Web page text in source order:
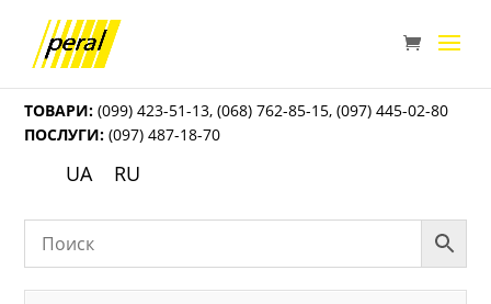
ТОВАРИ: (099) 423-51-13,(068) 762-85-15,(097) 445-02-80
ПОСЛУГИ: (097) 487-18-70
UA RU